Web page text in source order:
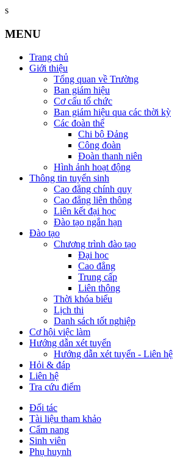
s
MENU
Trang chủ
Giới thiệu
Tổng quan về Trường
Ban giám hiệu
Cơ cấu tổ chức
Ban giám hiệu qua các thời kỳ
Các đoàn thể
Chi bộ Đảng
Công đoàn
Đoàn thanh niên
Hình ảnh hoạt động
Thông tin tuyển sinh
Cao đẳng chính quy
Cao đẳng liên thông
Liên kết đại học
Đào tạo ngắn hạn
Đào tạo
Chương trình đào tạo
Đại học
Cao đẳng
Trung cấp
Liên thông
Thời khóa biểu
Lịch thi
Danh sách tốt nghiệp
Cơ hội việc làm
Hướng dẫn xét tuyển
Hướng dẫn xét tuyển - Liên hệ
Hỏi & đáp
Liên hệ
Tra cứu điểm
Đối tác
Tài liệu tham khảo
Cẩm nang
Sinh viên
Phụ huynh